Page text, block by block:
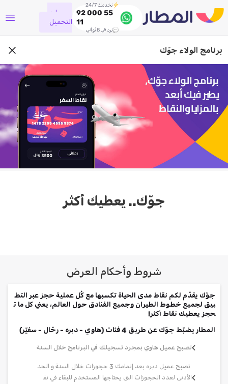
نخدمك 24/7
92 000 55
11
نرد في 8 ثواني
جاري
التحميل
برنامج الولاء جوّك
جوّك.. يعطيك أكثر
شروط وأحكام العرض
جوّك يقدّم لكم نقاط مدى الحياة تكسبها مع كُل عملية حجز عبر التط
بيق لجميع خطوط الطيران وجميع الفنادق حول العالم، يعني كل ما ت
حجز يعطيك نقاط أكثر!
المطار يضبّط جوّك عن طريق 4 فئات (هاوي - دبره - رحّال - سفيّر)
تصبح عميل هاوي بمجرد تسجيلك في البرنامج خلال السنة
تصبح عميل دبره بعد إتمامك 3 حجوزات خلال السنة و الحد
الأدنى لعدد الحجوزات التي يحتاجها المستخدم للبقاء في نف